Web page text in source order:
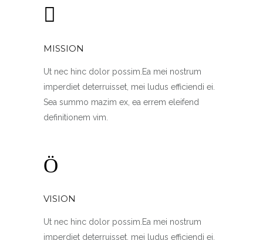
MISSION
Ut nec hinc dolor possim.Ea mei nostrum
imperdiet deterruisset, mei ludus efficiendi ei.
Sea summo mazim ex, ea errem eleifend
definitionem vim.
VISION
Ut nec hinc dolor possim.Ea mei nostrum
imperdiet deterruisset, mei ludus efficiendi ei.